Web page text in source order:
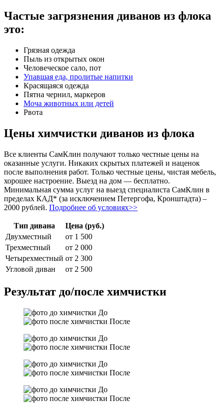
Частые загрязнения диванов из флока
это:
Грязная одежда
Пыль из открытых окон
Человеческое сало, пот
Упавшая еда, пролитые напитки
Красящаяся одежда
Пятна чернил, маркеров
Моча животных или детей
Рвота
Цены химчистки диванов из флока
Все клиенты СамКлин получают только честные цены на
оказанные услуги. Никаких скрытых платежей и наценок
после выполнения работ. Только честные цены, чистая мебель,
хорошее настроение. Выезд на дом — бесплатно.
Минимальная сумма услуг на выезд специалиста СамКлин в
пределах КАД* (за исключением Петергофа, Кронштадта) –
2000 рублей. Подробнее об условиях>>
Тип дивана
Цена (руб.)
Двухместный
от 1 500
Трехместный
от 2 000
Четырехместный от 2 300
Угловой диван
от 2 500
Результат до/после химчистки
До
После
До
После
До
После
До
После